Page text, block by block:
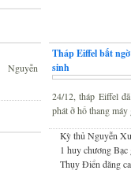
Nguyễn
Tháp Eiffel bất
sinh
24/12, tháp Eiffel
phát ở hố thang máy
Kỳ thủ Nguyễn
1 huy chương
Thụy Điển đăng